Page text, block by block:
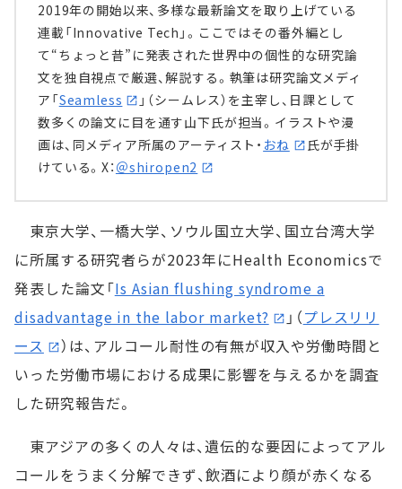
2019年の開始以来、多様な最新論文を取り上げている
連載「Innovative Tech」。ここではその番外編とし
て“ちょっと昔”に発表された世界中の個性的な研究論
文を独自視点で厳選、解説する。執筆は研究論文メディ
ア「Seamless
」（シームレス）を主宰し、日課として
数多くの論文に目を通す山下氏が担当。イラストや漫
画は、同メディア所属のアーティスト・ おね
氏が手掛
けている。X： ＠shiropen2
東京大学、一橋大学、ソウル国立大学、国立台湾大学
に所属する研究者らが2023年にHealth Economicsで
発表した論文「Is Asian flushing syndrome a
disadvantage in the labor market?
」（プレスリリ
ース
）は、アルコール耐性の有無が収入や労働時間と
いった労働市場における成果に影響を与えるかを調査
した研究報告だ。
東アジアの多くの人々は、遺伝的な要因によってアル
コールをうまく分解できず、飲酒により顔が赤くなる